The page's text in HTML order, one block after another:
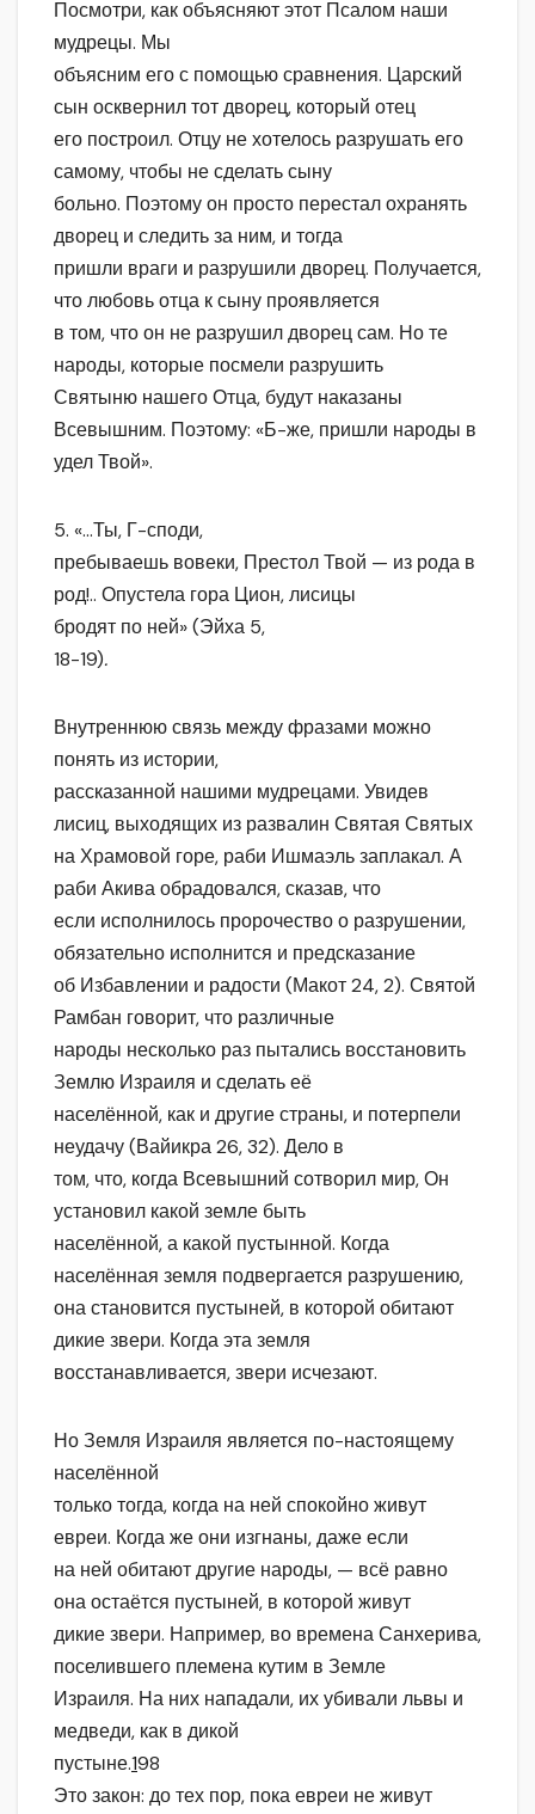
Посмотри, как объясняют этот Псалом наши
мудрецы. Мы
объясним его с помощью сравнения. Царский
сын осквернил тот дворец, который отец
его построил. Отцу не хотелось разрушать его
самому, чтобы не сделать сыну
больно. Поэтому он просто перестал охранять
дворец и следить за ним, и тогда
пришли враги и разрушили дворец. Получается,
что любовь отца к сыну проявляется
в том, что он не разрушил дворец сам. Но те
народы, которые посмели разрушить
Святыню нашего Отца, будут наказаны
Всевышним. Поэтому: «Б-же, пришли народы в
удел Твой».
5. «…Ты, Г-споди,
пребываешь вовеки, Престол Твой — из рода в
род!.. Опустела гора Цион, лисицы
бродят по ней» (Эйха 5,
18-19).
Внутреннюю связь между фразами можно
понять из истории,
рассказанной нашими мудрецами. Увидев
лисиц, выходящих из развалин Святая Святых
на Храмовой горе, раби Ишмаэль заплакал. А
раби Акива обрадовался, сказав, что
если исполнилось пророчество о разрушении,
обязательно исполнится и предсказание
об Избавлении и радости (Макот 24, 2). Святой
Рамбан говорит, что различные
народы несколько раз пытались восстановить
Землю Израиля и сделать её
населённой, как и другие страны, и потерпели
неудачу (Вайикра 26, 32). Дело в
том, что, когда Всевышний сотворил мир, Он
установил какой земле быть
населённой, а какой пустынной. Когда
населённая земля подвергается разрушению,
она становится пустыней, в которой обитают
дикие звери. Когда эта земля
восстанавливается, звери исчезают.
Но Земля Израиля является по-настоящему
населённой
только тогда, когда на ней спокойно живут
евреи. Когда же они изгнаны, даже если
на ней обитают другие народы, — всё равно
она остаётся пустыней, в которой живут
дикие звери. Например, во времена Санхерива,
поселившего племена кутим в Земле
Израиля. На них нападали, их убивали львы и
медведи, как в дикой
пустыне.198
Это закон: до тех пор, пока евреи не живут